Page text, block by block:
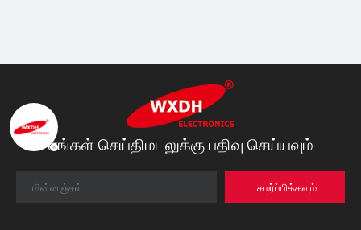
எங்கள் செய்திமடலுக்கு பதிவு செய்யவும்
சமர்ப்பிக்கவும்